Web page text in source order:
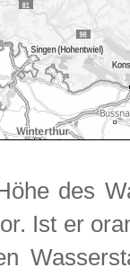
des
Ist er